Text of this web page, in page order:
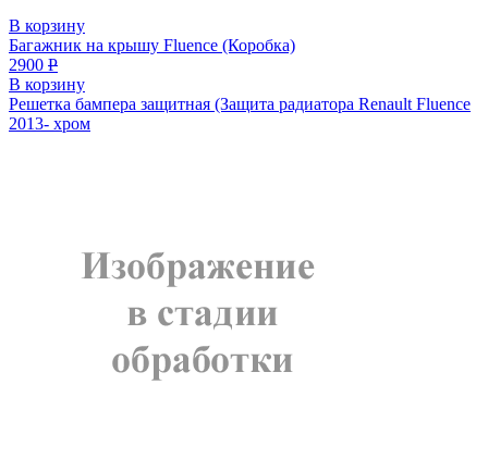
В корзину
Багажник на крышу Fluence (Коробка)
2900 Р
В корзину
Решетка бампера защитная (Защита радиатора Renault Fluence
2013- хром